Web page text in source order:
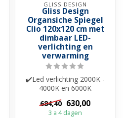
GLISS DESIGN
Gliss Design
Organsiche Spiegel
Clio 120x120 cm met
dimbaar LED-
verlichting en
verwarming
✔️Led verlichting 2000K -
4000K en 6000K
✔️Spiegelverwarming
✔️Touch bediening ✔...
684,40 630,00
3 a 4 dagen